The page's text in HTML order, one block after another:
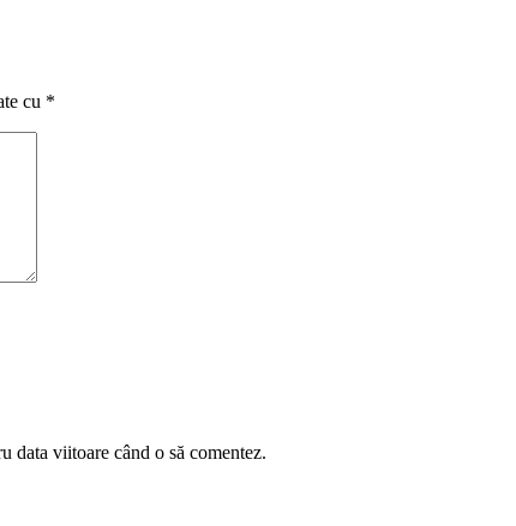
cu *
data viitoare când o să comentez.